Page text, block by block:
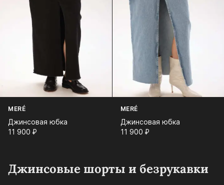
MERÉ
Джинсовая юбка
11 900⁠ ⁠₽
MERÉ
Джинсовая юбка
11 900⁠ ⁠₽
Джинсовые шорты и безрукавки